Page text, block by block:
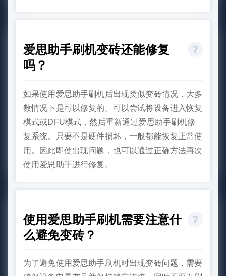
爱思助手刷机变砖还能修复
吗？
如果使用爱思助手刷机后出现类似变砖情况，大多
数情况下是可以修复的。可以尝试将设备进入恢复
模式或DFU模式，然后重新通过爱思助手刷机修
复系统。只要不是硬件损坏，一般都能恢复正常使
用。因此即使出现问题，也可以通过正确方法再次
使用爱思助手进行修复。
使用爱思助手刷机需要注意什
么避免变砖？
为了避免使用爱思助手刷机时出现变砖问题，需要